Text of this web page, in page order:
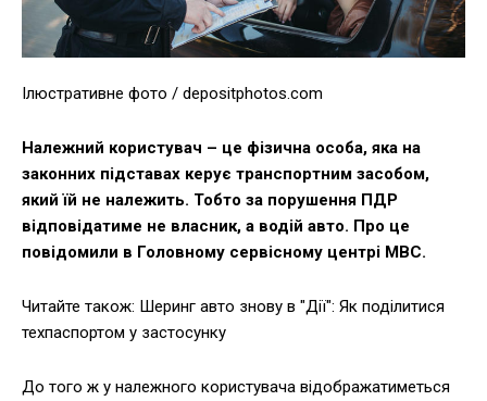
Ілюстративне фото / depositphotos.com
Належний користувач – це фізична особа, яка на
законних підставах керує транспортним засобом,
який їй не належить. Тобто за порушення ПДР
відповідатиме не власник, а водій авто. Про це
повідомили в Головному сервісному центрі МВС.
Читайте також: Шеринг авто знову в "Дії": Як поділитися
техпаспортом у застосунку
До того ж у належного користувача відображатиметься